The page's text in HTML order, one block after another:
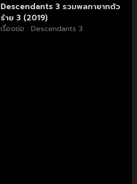
Descendants 3 รวมพลทายาทตัว
ร้าย 3 (2019)
เรื่องย่อ : Descendants 3